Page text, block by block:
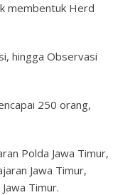
membentuk Herd
hingga Observasi
250 orang,
Polda Jawa Timur,
Jawa Timur,
Timur.